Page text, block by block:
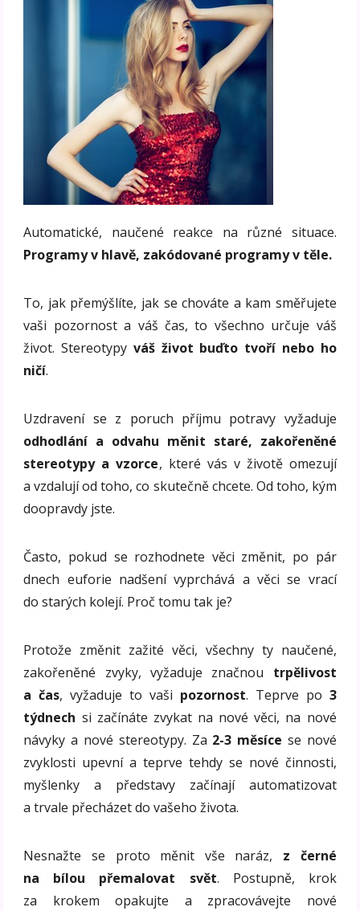
Automatické, naučené reakce na různé situace.
Programy v hlavě, zakódované programy v těle.
To, jak přemýšlíte, jak se chováte a kam směřujete
vaši pozornost a váš čas, to všechno určuje váš
život. Stereotypy váš život buďto tvoří nebo ho
ničí.
Uzdravení se z poruch příjmu potravy vyžaduje
odhodlání a odvahu měnit staré, zakořeněné
stereotypy a vzorce, které vás v životě omezují
a vzdalují od toho, co skutečně chcete. Od toho, kým
doopravdy jste.
Často, pokud se rozhodnete věci změnit, po pár
dnech euforie nadšení vyprchává a věci se vrací
do starých kolejí. Proč tomu tak je?
Protože změnit zažité věci, všechny ty naučené,
zakořeněné zvyky, vyžaduje značnou trpělivost
a čas, vyžaduje to vaši pozornost. Teprve po 3
týdnech si začínáte zvykat na nové věci, na nové
návyky a nové stereotypy. Za 2-3 měsíce se nové
zvyklosti upevní a teprve tehdy se nové činnosti,
myšlenky a představy začínají automatizovat
a trvale přecházet do vašeho života.
Nesnažte se proto měnit vše naráz, z černé
na bílou přemalovat svět. Postupně, krok
za krokem opakujte a zpracovávejte nové